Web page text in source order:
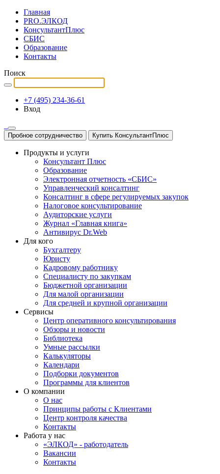
Главная
PRO.ЭЛКОД
КонсультантПлюс
СБИС
Образование
Контакты
Поиск
+7 (495) 234-36-61
Вход
Пробное сотрудничество Купить КонсультантПлюс
Продукты и услуги
Консультант Плюс
Образование
Электронная отчетность «СБИС»
Управленческий консалтинг
Консалтинг в сфере регулируемых закупок
Налоговое консультирование
Аудиторские услуги
Журнал «Главная книга»
Антивирус Dr.Web
Для кого
Бухгалтеру
Юристу
Кадровому работнику
Специалисту по закупкам
Бюджетной организации
Для малой организации
Для средней и крупной организации
Сервисы
Центр оперативного консультирования
Обзоры и новости
Библиотека
Умные рассылки
Калькуляторы
Календари
Подборки документов
Программы для клиентов
О компании
О нас
Принципы работы с Клиентами
Центр контроля качества
Контакты
Работа у нас
«ЭЛКОД» - работодатель
Вакансии
Контакты